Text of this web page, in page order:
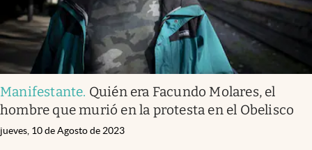
Manifestante. Quién era Facundo Molares, el
hombre que murió en la protesta en el Obelisco
jueves, 10 de Agosto de 2023